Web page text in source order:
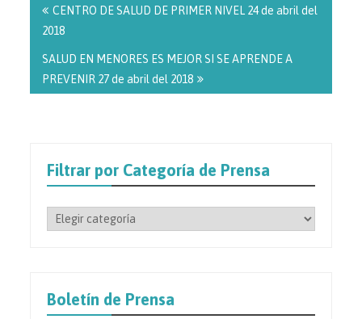
de
entradas
CENTRO DE SALUD DE PRIMER NIVEL 24 de abril del
2018
SALUD EN MENORES ES MEJOR SI SE APRENDE A
PREVENIR 27 de abril del 2018
Filtrar por Categoría de Prensa
Filtrar
Prensa
Boletín de Prensa